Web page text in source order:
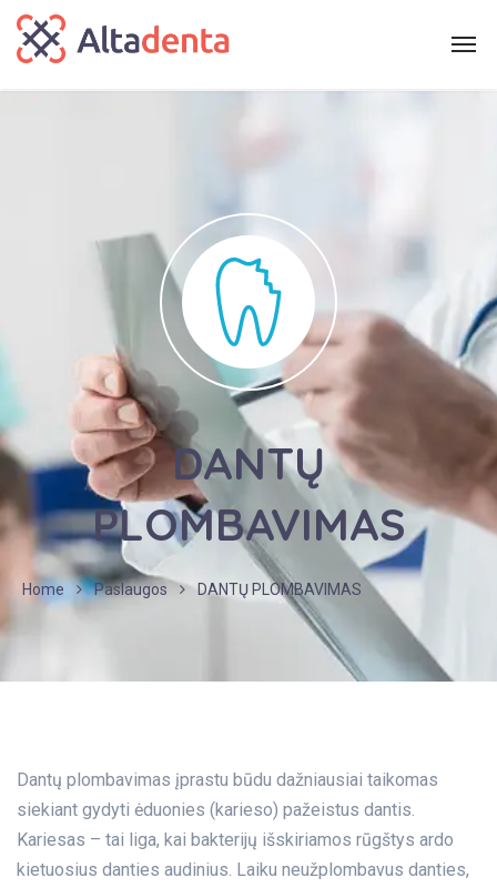
DANTŲ
PLOMBAVIMAS
Home Paslaugos DANTŲ PLOMBAVIMAS
Dantų plombavimas įprastu būdu dažniausiai taikomas
siekiant gydyti ėduonies (karieso) pažeistus dantis.
Kariesas – tai liga, kai bakterijų išskiriamos rūgštys ardo
kietuosius danties audinius. Laiku neužplombavus danties,